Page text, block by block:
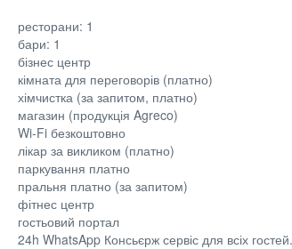
ресторани: 1
бари: 1
бізнес центр
кімната для переговорів (платно)
хімчистка (за запитом, платно)
магазин (продукція Agreco)
Wi-Fi безкоштовно
лікар за викликом (платно)
паркування платно
пральня платно (за запитом)
фітнес центр
гостьовий портал
24h WhatsApp Консьєрж сервіс для всіх